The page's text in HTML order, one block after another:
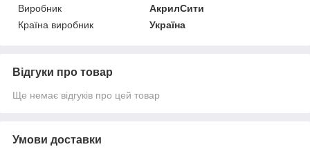
Виробник
АкрилСити
Країна виробник
Україна
Відгуки про товар
Ще немає відгуків про цей товар
Умови доставки